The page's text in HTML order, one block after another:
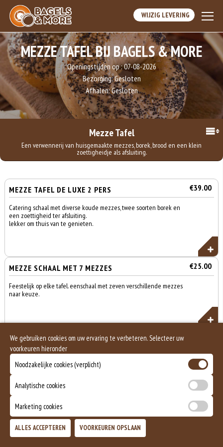
WIJZIG LEVERING
MEZZE TAFEL BIJ BAGELS & MORE
Openingstijden op :07-08-2026
Bezorging:Gesloten
Afhalen:Gesloten
Mezze Tafel
Een verwennerij van huisgemaakte mezzes, borek, brood en een klein
zoettigheidje als afsluiting.
MEZZE TAFEL DE LUXE 2 PERS €39.00
Catering schaal met diverse koude mezzes, twee soorten borek en
een zoettigheid ter afsluiting.
lekker om thuis van te genieten.
MEZZE SCHAAL MET 7 MEZZES €25.00
Feestelijk op elke tafel. eenschaal met zeven verschillende mezzes
naar keuze.
We gebruiken cookies om uw ervaring te verbeteren. Selecteer uw
voorkeuren hieronder
Noodzakelijke cookies (verplicht)
Analytische cookies
Marketing cookies
ALLES ACCEPTEREN VOORKEUREN OPSLAAN